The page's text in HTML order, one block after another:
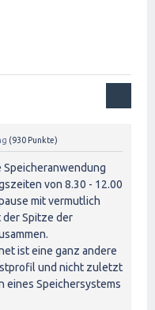
(930 Punkte)
Speicheranwendung
von 8.30 - 12.00
mit vermutlich
Spitze der
ist eine ganz andere
und nicht zuletzt
eines Speichersystems